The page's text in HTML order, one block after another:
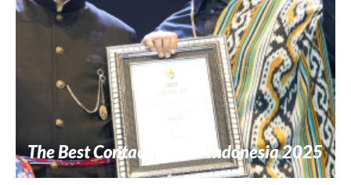
The Best Contact Center Indonesia 2025